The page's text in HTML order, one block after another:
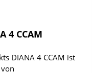
4 CCAM
DIANA 4 CCAM ist